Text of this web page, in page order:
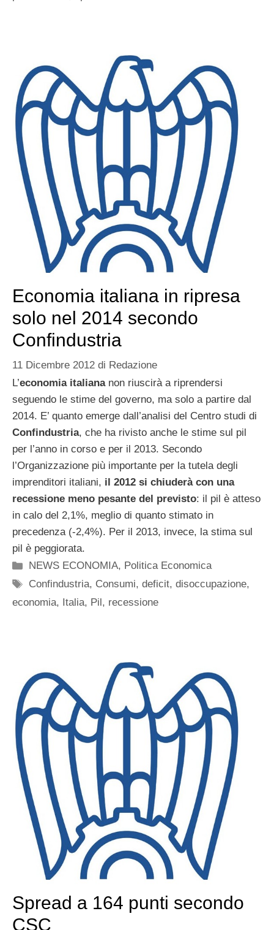
Economia italiana in ripresa
solo nel 2014 secondo
Confindustria
11 Dicembre 2012 di Redazione
L’economia italiananon riuscirà a riprendersi
seguendo le stime del governo, ma solo a partire dal
2014. E’ quanto emerge dall’analisi del Centro studi di
Confindustria, che ha rivisto anche le stime sul pil
per l’anno in corso e per il 2013. Secondo
l’Organizzazione più importante per la tutela degli
imprenditori italiani, il 2012 si chiuderà con una
recessione meno pesante del previsto: il pil è atteso
in calo del 2,1%, meglio di quanto stimato in
precedenza (-2,4%). Per il 2013, invece, la stima sul
pil è peggiorata.
Categorie
NEWS ECONOMIA, Politica Economica
Tag
Confindustria, Consumi,deficit,disoccupazione,
economia, Italia, Pil , recessione
Spread a 164 punti secondo
CSC